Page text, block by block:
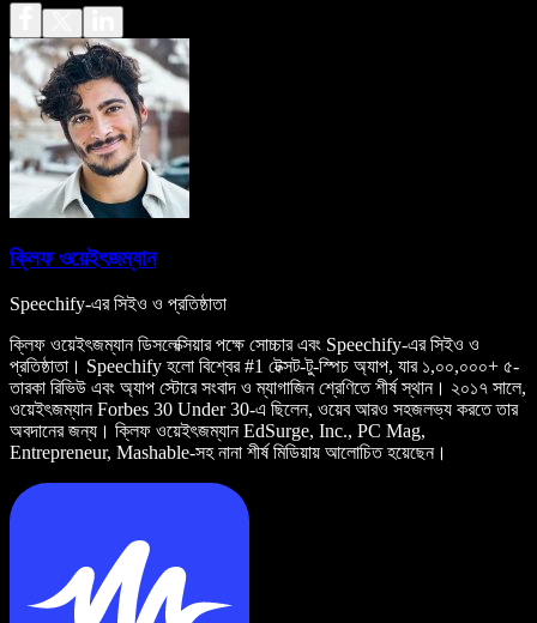
ক্লিফ ওয়েইৎজম্যান
Speechify-এর সিইও ও প্রতিষ্ঠাতা
ক্লিফ ওয়েইৎজম্যান ডিসলেক্সিয়ার পক্ষে সোচ্চার এবং Speechify-এর সিইও ও
প্রতিষ্ঠাতা। Speechify হলো বিশ্বের #1 টেক্সট-টু-স্পিচ অ্যাপ, যার ১,০০,০০০+ ৫-
তারকা রিভিউ এবং অ্যাপ স্টোরে সংবাদ ও ম্যাগাজিন শ্রেণিতে শীর্ষ স্থান। ২০১৭ সালে,
ওয়েইৎজম্যান Forbes 30 Under 30-এ ছিলেন, ওয়েব আরও সহজলভ্য করতে তার
অবদানের জন্য। ক্লিফ ওয়েইৎজম্যান EdSurge, Inc., PC Mag,
Entrepreneur, Mashable-সহ নানা শীর্ষ মিডিয়ায় আলোচিত হয়েছেন।